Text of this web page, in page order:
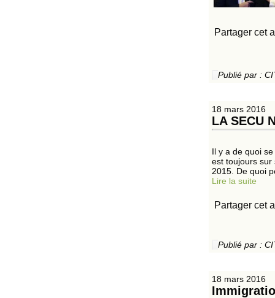
Partager cet
Publié par :
18 mars 2016
LA SECU
Il y a de quoi
est toujours sur
2015. De quoi
Lire la suite
Partager cet
Publié par :
18 mars 2016